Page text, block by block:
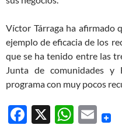
Víctor Tárraga ha afirmado
ejemplo de eficacia de los
que se ha tenido entre las
Junta de comunidades y
programa con muy pocos
F
X
W E